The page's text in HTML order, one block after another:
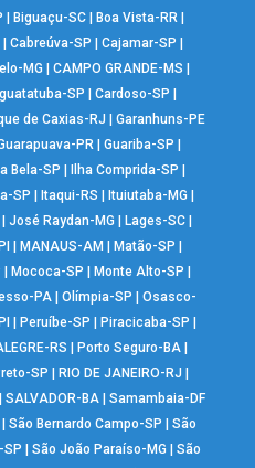
|Biguaçu-SC |Boa Vista-RR |
| Cabreúva-SP | Cajamar-SP |
MG |CAMPO GRANDE-MS |
SP | Cardoso-SP |
de Caxias-RJ | Garanhuns-PE
PR | Guariba-SP |
Bela-SP | Ilha Comprida-SP |
SP | Itaqui-RS | Ituiutaba-MG |
| José Raydan-MG | Lages-SC|
| MANAUS-AM | Matão-SP |
|Mococa-SP |Monte Alto-SP |
PA |Olímpia-SP |Osasco-
|Peruíbe-SP |Piracicaba-SP |
RS |Porto Seguro-BA |
SP |RIO DE JANEIRO-RJ |
| SALVADOR-BA| Samambaia-DF
|São Bernardo Campo-SP |São
SP |São João Paraíso-MG |São